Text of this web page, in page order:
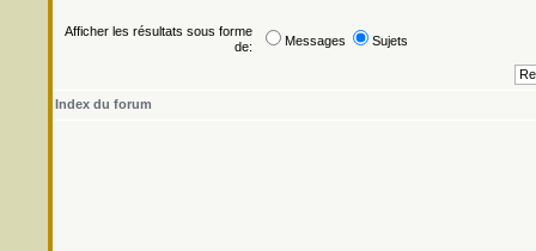
Afficher les résultats sous forme
de:
Messages Sujets
Index du forum